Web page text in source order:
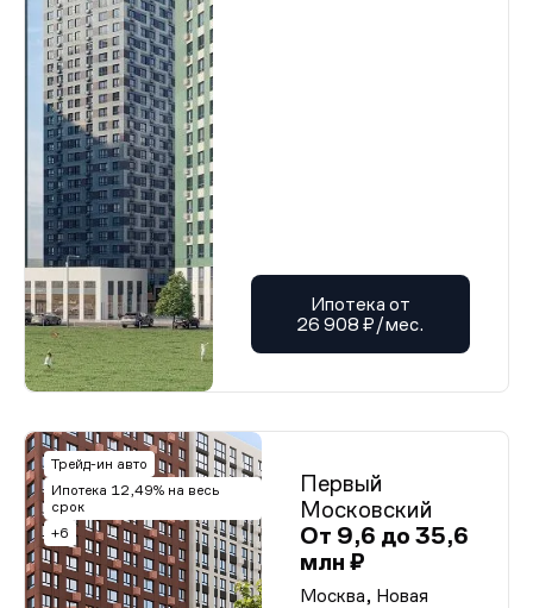
Ипотека от
26 908 ₽/мес.
Трейд-ин авто
Ипотека 12,49% на весь
срок
+6
Первый
Московский
От 9,6 до 35,6
млн ₽
Москва, Новая